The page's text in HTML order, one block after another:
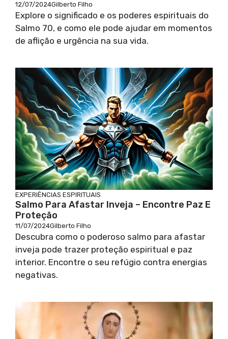
12/07/2024Gilberto Filho
Explore o significado e os poderes espirituais do
Salmo 70, e como ele pode ajudar em momentos
de aflição e urgência na sua vida.
EXPERIÊNCIAS ESPIRITUAIS
Salmo Para Afastar Inveja – Encontre Paz E
Proteção
11/07/2024Gilberto Filho
Descubra como o poderoso salmo para afastar
inveja pode trazer proteção espiritual e paz
interior. Encontre o seu refúgio contra energias
negativas.